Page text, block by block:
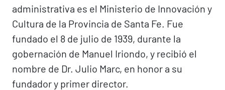
administrativa es el Ministerio de Innovación y
Cultura de la Provincia de Santa Fe. Fue
fundado el 8 de julio de 1939, durante la
gobernación de Manuel Iriondo, y recibió el
nombre de Dr. Julio Marc, en honor a su
fundador y primer director.